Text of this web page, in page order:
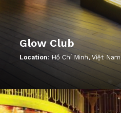
';
Glow Club
Location:Hồ Chí Minh, Việt Nam